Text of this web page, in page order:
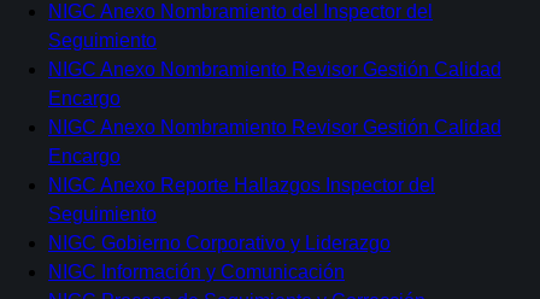
NIGC Anexo Nombramiento del Inspector del
Seguimiento
NIGC Anexo Nombramiento Revisor Gestión Calidad
Encargo
NIGC Anexo Nombramiento Revisor Gestión Calidad
Encargo
NIGC Anexo Reporte Hallazgos Inspector del
Seguimiento
NIGC Gobierno Corporativo y Liderazgo
NIGC Información y Comunicación